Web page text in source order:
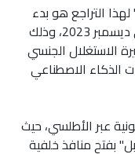
التراجع هو بدء
تطبيق فيسبوك لنظام التشفير الكامل في ديسمبر 2023، وذلك
الاستغلال الجنسي
الذكاء الاصطناعي
عبر الأطلسي، حيث
بفتح منافذ خلفية